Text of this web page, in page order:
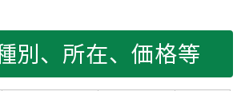
別、所在、価格等